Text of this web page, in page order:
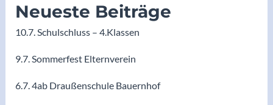
Neueste Beiträge
10.7. Schulschluss – 4.Klassen
9.7. Sommerfest Elternverein
6.7. 4ab Draußenschule Bauernhof